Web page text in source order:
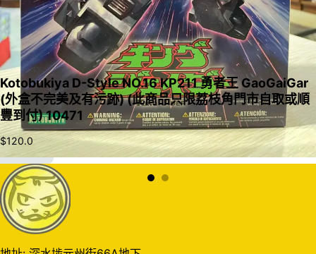
入購物車
Kotobukiya D-Style NO.16 KP211 勇者王 GaoGaiGar
(外盒不完美及有污跡) (此商品只限荔枝角門市自取或順
豐到付) 10471
$120.0